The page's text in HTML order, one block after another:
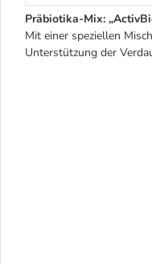
Präbiotika-Mix:
Mit einer speziellen
Unterstützung der